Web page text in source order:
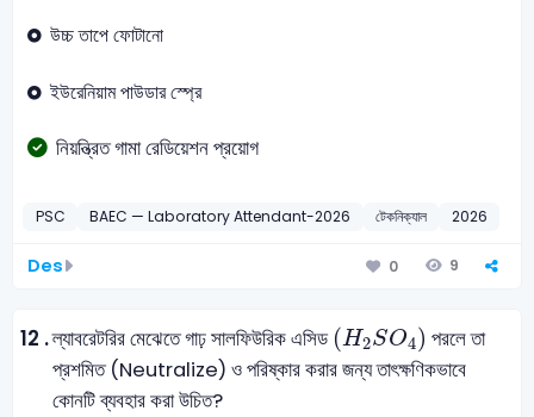
উচ্চ তাপে ফোটানো
ইউরেনিয়াম পাউডার স্প্রে
নিয়ন্ত্রিত গামা রেডিয়েশন প্রয়োগ
PSC BAEC — Laboratory Attendant-2026 টেকনিক্যাল 2026
Des 0 9
12 .ল্যাবরেটরির মেঝেতে গাঢ় সালফিউরিক এসিড (H2SO4)
H2 SO4
পরলে তা
প্রশমিত (Neutralize) ও পরিষ্কার করার জন্য তাৎক্ষণিকভাবে
কোনটি ব্যবহার করা উচিত?